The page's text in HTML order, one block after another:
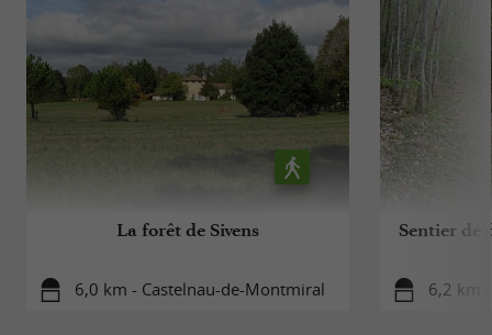
La forêt de Sivens
6,0 km - Castelnau-de-Montmiral
Sentier de
6,2 km